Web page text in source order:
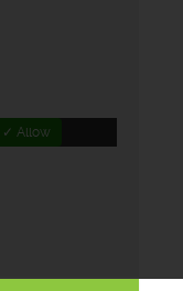
✓ Allow